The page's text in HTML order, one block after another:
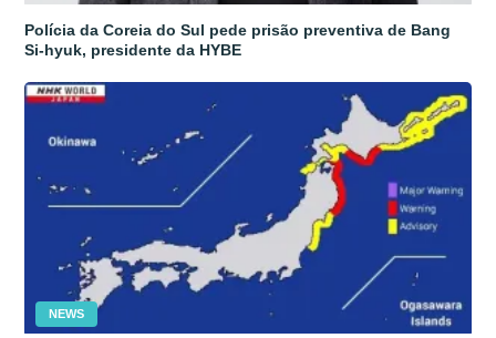
Polícia da Coreia do Sul pede prisão preventiva de Bang
Si-hyuk, presidente da HYBE
NEWS